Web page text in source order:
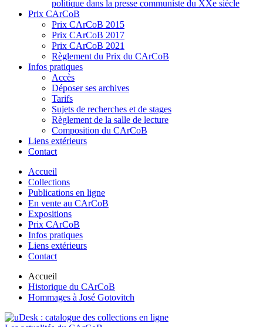
politique dans la presse communiste du XXe siècle
Prix CArCoB
Prix CArCoB 2015
Prix CArCoB 2017
Prix CArCoB 2021
Règlement du Prix du CArCoB
Infos pratiques
Accès
Déposer ses archives
Tarifs
Sujets de recherches et de stages
Règlement de la salle de lecture
Composition du CArCoB
Liens extérieurs
Contact
Accueil
Collections
Publications en ligne
En vente au CArCoB
Expositions
Prix CArCoB
Infos pratiques
Liens extérieurs
Contact
Accueil
Historique du CArCoB
Hommages à José Gotovitch